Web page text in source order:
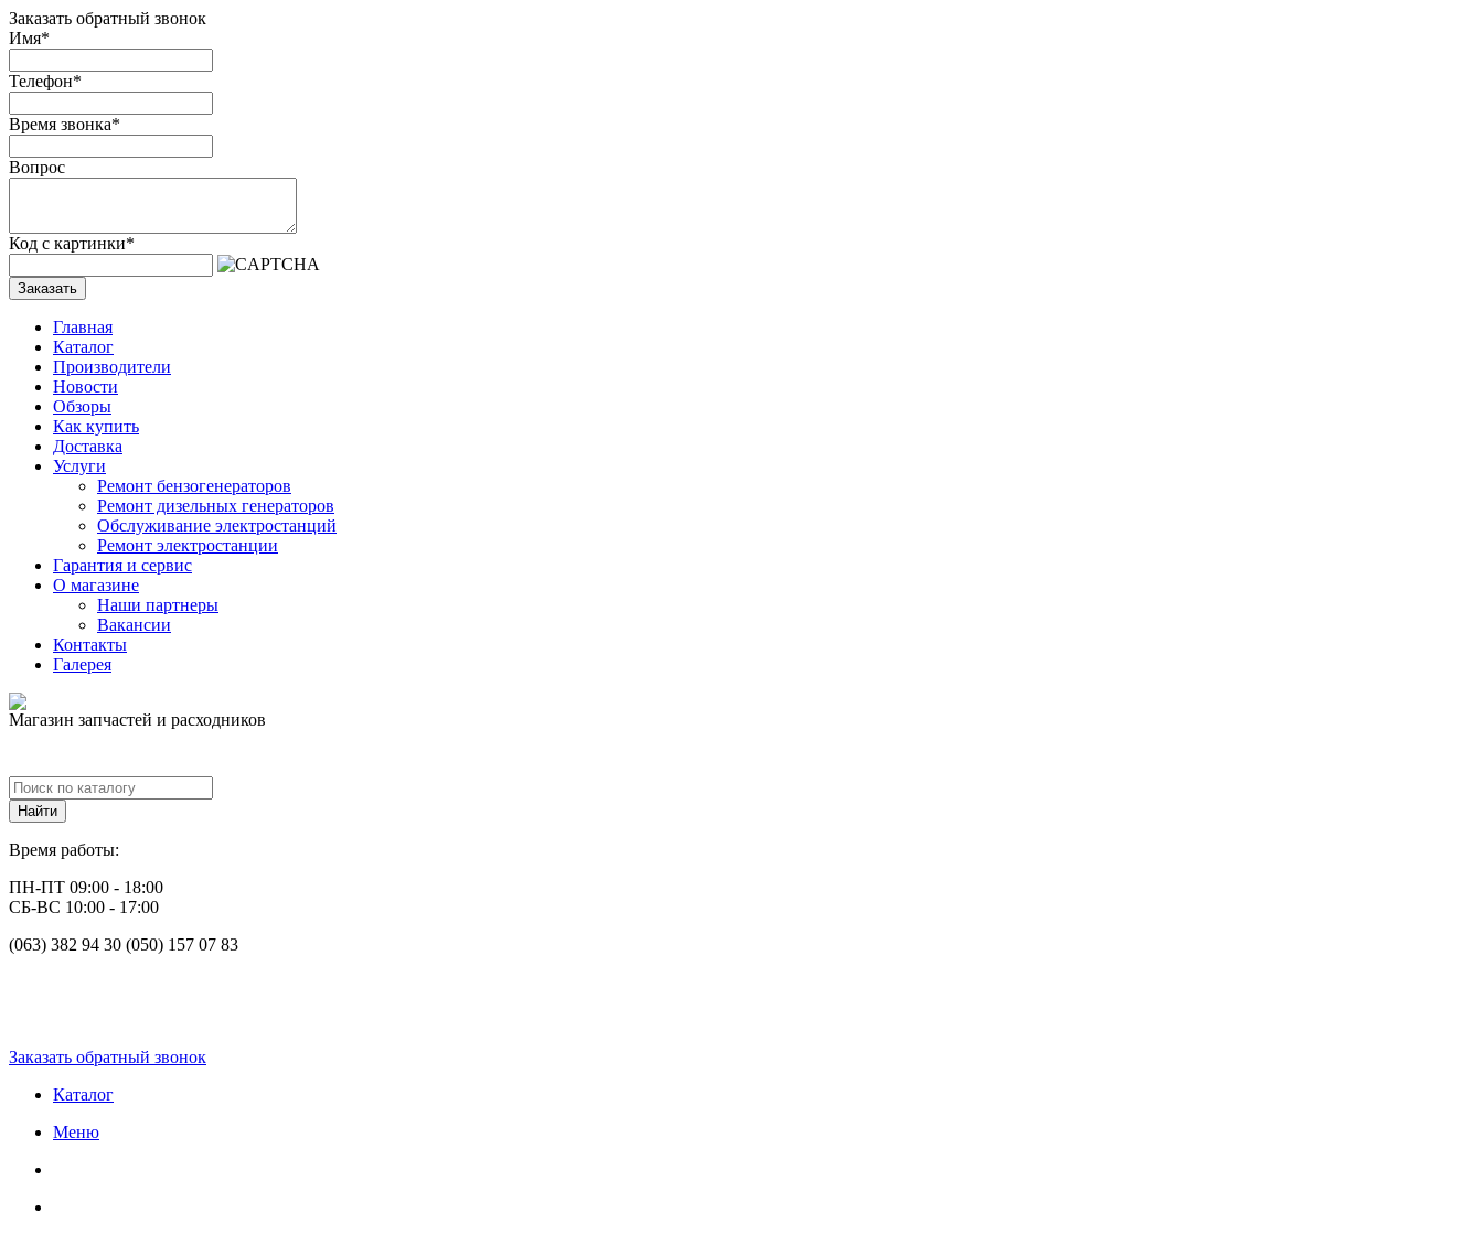
Заказать обратный звонок
Имя*
Телефон*
Время звонка*
Вопрос
Код с картинки*
Заказать
Главная
Каталог
Производители
Новости
Обзоры
Как купить
Доставка
Услуги
Ремонт бензогенераторов
Ремонт дизельных генераторов
Обслуживание электростанций
Ремонт электростанции
Гарантия и сервис
О магазине
Наши партнеры
Вакансии
Контакты
Галерея
Магазин запчастей и расходников
Время работы:
ПН-ПТ 09:00 - 18:00
СБ-ВС 10:00 - 17:00
(063) 382 94 30 (050) 157 07 83
Заказать обратный звонок
Каталог
Меню